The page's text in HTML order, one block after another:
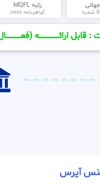
رتبه MQFL
گواهینامه cess
ارائــــــــــــــــــــه
آيرس